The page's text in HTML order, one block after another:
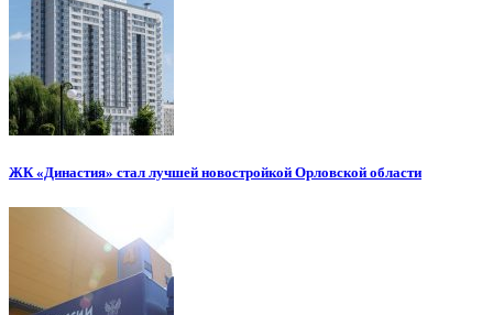
ЖК «Династия» стал лучшей новостройкой Орловской области